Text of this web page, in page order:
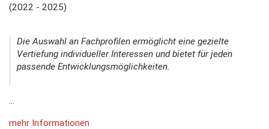
(2022 - 2025)
Die Auswahl an Fachprofilen ermöglicht eine gezielte
Vertiefung individueller Interessen und bietet für jeden
passende Entwicklungsmöglichkeiten.
...
mehr Informationen